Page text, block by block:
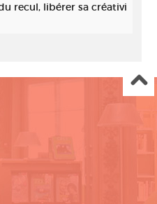
recul, libérer sa créativi